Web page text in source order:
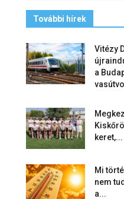
További hírek
Vitézy
a
keret,...
Mi
nem
a...